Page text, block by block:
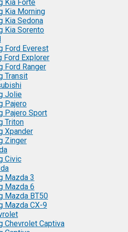
Kia Forte
Kia Morning
Kia Sedona
Kia Sorento
Ford Everest
Ford Explorer
Ford Ranger
Transit
Jolie
Pajero
Pajero Sport
Triton
Xpander
Zinger
Civic
Mazda 3
Mazda 6
Mazda BT50
Mazda CX-9
Chevrolet Captiva